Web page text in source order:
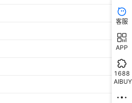
客服
APP
1688
AIBUY